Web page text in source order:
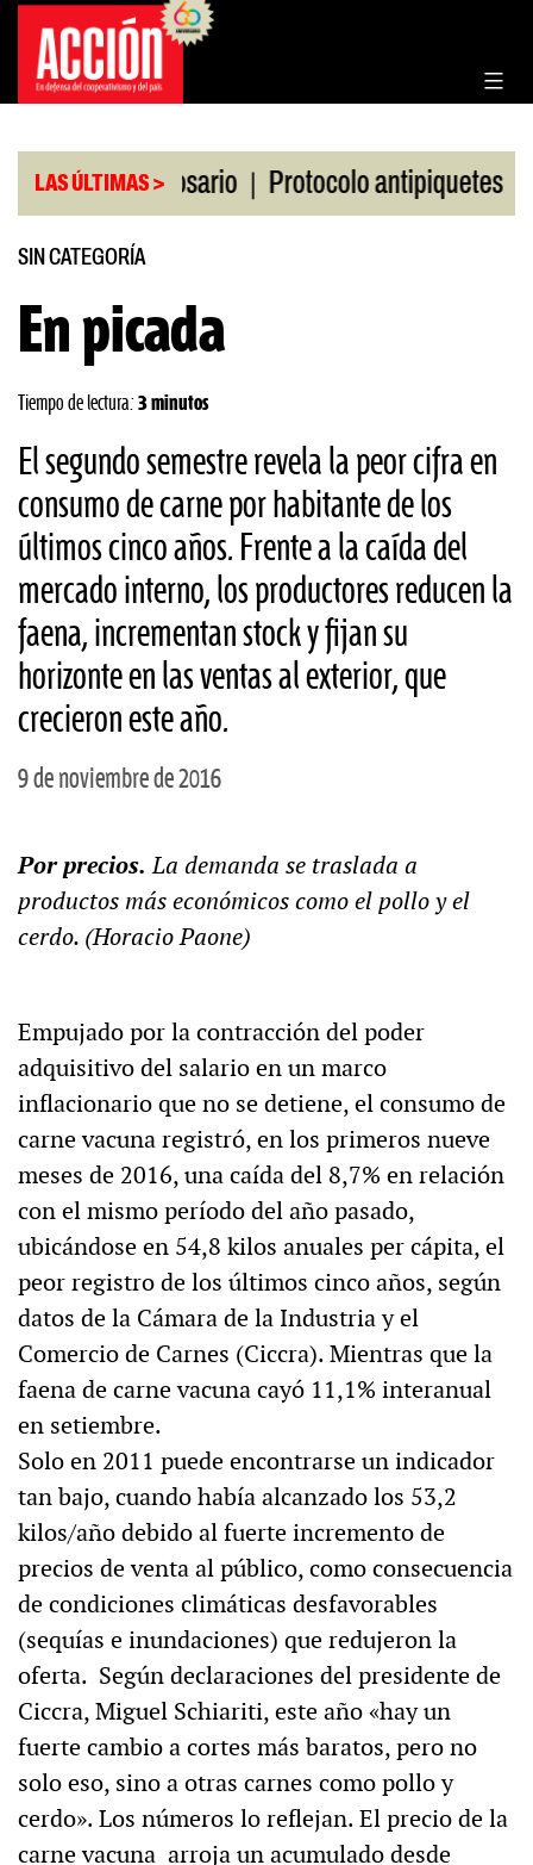
Saltar
contenido
LAS ÚLTIMAS >
Bolsa de Rosario | Protocolo antipiquetes |
SIN CATEGORÍA
En picada
Tiempo de lectura: 3 minutos
El segundo semestre revela la peor cifra en
consumo de carne por habitante de los
últimos cinco años. Frente a la caída del
mercado interno, los productores reducen la
faena, incrementan stock y fijan su
horizonte en las ventas al exterior, que
crecieron este año.
9 de noviembre de 2016
Por precios. La demanda se traslada a
productos más económicos como el pollo y el
cerdo. (Horacio Paone)
Empujado por la contracción del poder
adquisitivo del salario en un marco
inflacionario que no se detiene, el consumo de
carne vacuna registró, en los primeros nueve
meses de 2016, una caída del 8,7% en relación
con el mismo período del año pasado,
ubicándose en 54,8 kilos anuales per cápita, el
peor registro de los últimos cinco años, según
datos de la Cámara de la Industria y el
Comercio de Carnes (Ciccra). Mientras que la
faena de carne vacuna cayó 11,1% interanual
en setiembre.
Solo en 2011 puede encontrarse un indicador
tan bajo, cuando había alcanzado los 53,2
kilos/año debido al fuerte incremento de
precios de venta al público, como consecuencia
de condiciones climáticas desfavorables
(sequías e inundaciones) que redujeron la
oferta. Según declaraciones del presidente de
Ciccra, Miguel Schiariti, este año «hay un
fuerte cambio a cortes más baratos, pero no
solo eso, sino a otras carnes como pollo y
cerdo». Los números lo reflejan. El precio de la
carne vacuna arroja un acumulado desde